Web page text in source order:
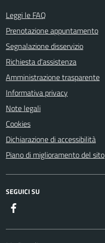
Leggi le FAQ
Prenotazione appuntamento
Segnalazione disservizio
Richiesta d'assistenza
Amministrazione trasparente
Informativa privacy
Note legali
Cookies
Dichiarazione di accessibilità
Piano di miglioramento del sito
SEGUICI SU